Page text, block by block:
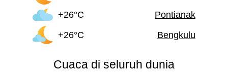
+26°C
Pontianak
+26°C
Bengkulu
Cuaca di seluruh dunia